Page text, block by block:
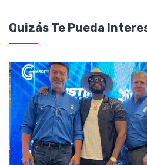
Quizás Te Pueda